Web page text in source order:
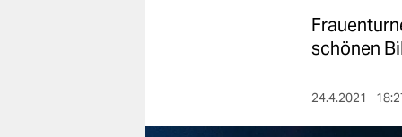
wahrheit
schönen
24.4.2021